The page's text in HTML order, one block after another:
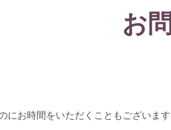
お
にお時間をいただくこともございます